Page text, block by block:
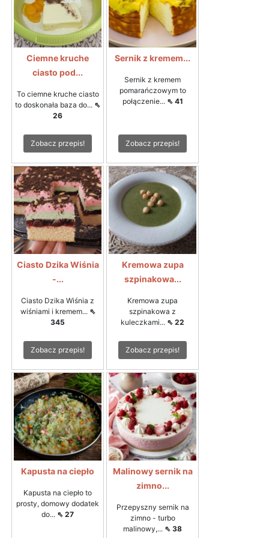
Ciemne kruche
ciasto pod...
To ciemne kruche ciasto
to doskonała baza do... ⇖
26
Zobacz przepis!
Sernik z kremem...
Sernik z kremem
pomarańczowym to
połączenie... ⇖ 41
Zobacz przepis!
Ciasto Dzika Wiśnia
-...
Ciasto Dzika Wiśnia z
wiśniami i kremem... ⇖
345
Zobacz przepis!
Kremowa zupa
szpinakowa...
Kremowa zupa
szpinakowa z
kuleczkami... ⇖ 22
Zobacz przepis!
Kapusta na ciepło
Kapusta na ciepło to
prosty, domowy dodatek
do... ⇖ 27
Malinowy sernik na
zimno...
Przepyszny sernik na
zimno - turbo
malinowy,... ⇖ 38